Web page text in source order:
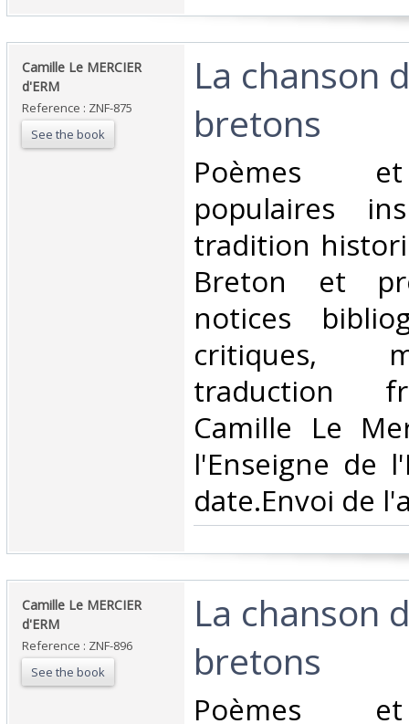
‎Camille Le MERCIER
d'ERM‎
Reference : ZNF-875
See the book
‎La chanson
bretons‎
‎Poèmes
populaires
tradition
Breton et
notices
critiques,
traduction
Camille Le
l'Enseigne de
date.Envoi de
‎Camille Le MERCIER
d'ERM‎
Reference : ZNF-896
See the book
‎La chanson
bretons‎
‎Poèmes